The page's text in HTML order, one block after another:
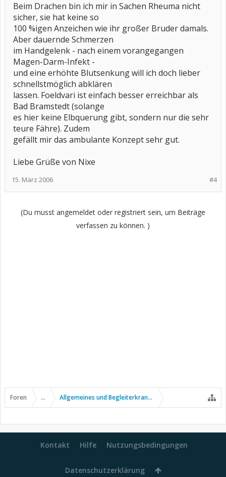
Beim Drachen bin ich mir in Sachen Rheuma nicht
sicher, sie hat keine so
100 %igen Anzeichen wie ihr großer Bruder damals.
Aber dauernde Schmerzen
im Handgelenk - nach einem vorangegangen
Magen-Darm-Infekt -
und eine erhöhte Blutsenkung will ich doch lieber
schnellstmöglich abklären
lassen. Foeldvari ist einfach besser erreichbar als
Bad Bramstedt (solange
es hier keine Elbquerung gibt, sondern nur die sehr
teure Fähre). Zudem
gefällt mir das ambulante Konzept sehr gut.
Liebe Grüße von Nixe
#4
15. März 2006
(Du musst angemeldet oder registriert sein, um Beiträge
verfassen zu können. )
Foren ... Allgemeines und Begleiterkrankungen
Kontakt Hilfe Nutzungsbedingungen
Datenschutzerklärung